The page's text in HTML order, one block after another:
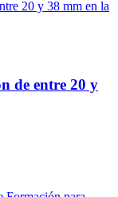
de entre 20 y